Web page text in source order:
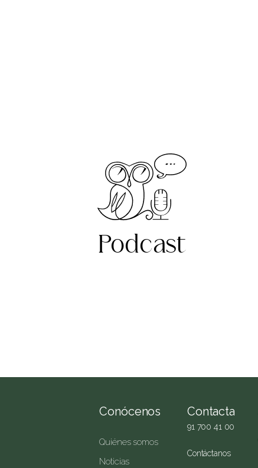
Podcast
Conócenos
Quiénes somos
Noticias
Contacta
91 700 41 00
Contáctanos